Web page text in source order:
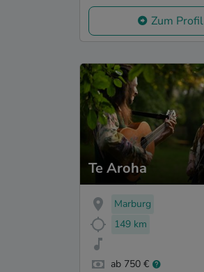
Zum Profil
Te Aroha
Marburg
149 km
ab 750 €